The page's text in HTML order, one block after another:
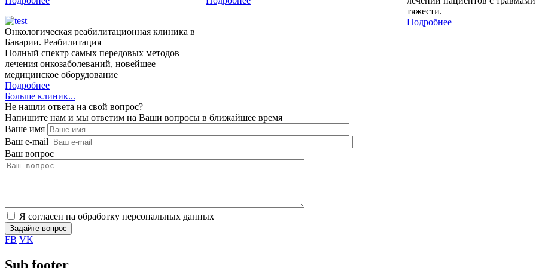
Онкологическая реабилитационная клиника в
Баварии. Реабилитация
Полный спектр самых передовых методов
лечения онкозаболеваний, новейшее
медицинское оборудование
Подробнее
тяжести.
Подробнее
Больше клиник...
Не нашли ответа на свой вопрос?
Напишите нам и мы ответим на Ваши вопросы в ближайшее время
Ваше имя
Ваш e-mail
Ваш вопрос
Я согласен на обработку персональных данных
FB VK
Sub footer